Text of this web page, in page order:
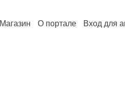
Магазин О портале Вход для